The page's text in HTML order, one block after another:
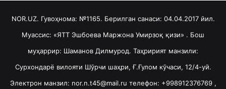
NOR.UZ. Гувоҳнома: №1165. Берилган санаси: 04.04.2017 йил.
Муассис: «ЯТТ Эшбоева Маржона Умирзоқ қизи» . Бош
муҳаррир: Шаманов Дилмурод. Таҳририят манзили:
Сурхондарё вилояти Шўрчи шаҳри, Ғ.Ғулом кўчаси, 12/4-уй.
Электрон манзил: nor.n.t45@mail.ru телефон: +998912376769 ,